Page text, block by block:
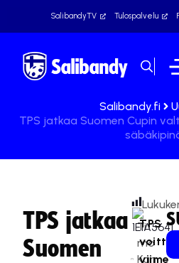
SalibandyTV Tulospalvelu
Salibandy.fi
TPS jatkaa Suomen Cupin
TPS jatkaa
Suomen
Ti
mo
Kan
TPS
voitti
viime